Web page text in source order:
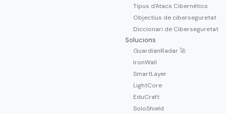
Tipus d'Atacs Cibernètics
Objectius de ciberseguretat
Diccionari de Ciberseguretat
Solucions
GuardianRadar 🚀
IronWall
SmartLayer
LightCore
EduCraft
SoloShield